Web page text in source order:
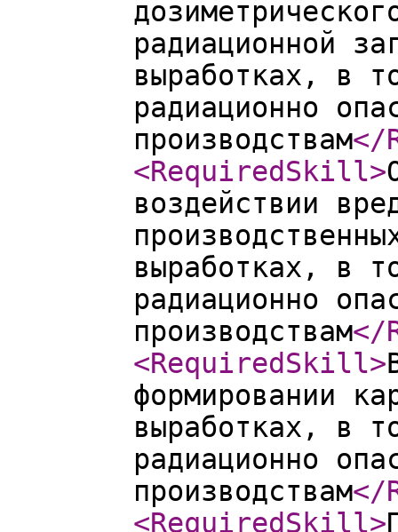
радиационной
выработках, в
радиационно
производствам</
<RequiredSkill>
воздействии
выработках, в
радиационно
производствам</
<RequiredSkill>
формировании
выработках, в
радиационно
производствам</
<RequiredSkill>